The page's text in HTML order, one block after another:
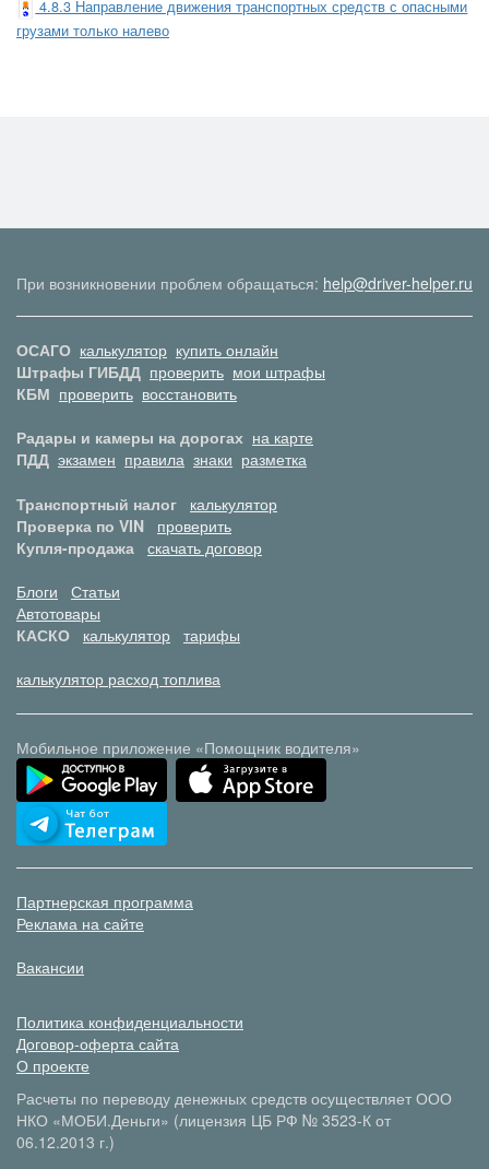
4.8.3 Направление движения транспортных средств с опасными
грузами только налево
При возникновении проблем обращаться: help@driver-helper.ru
ОСАГО калькулятор купить онлайн
Штрафы ГИБДД проверить мои штрафы
КБМ проверить восстановить
Радары и камеры на дорогах на карте
ПДД экзамен правила знаки разметка
Транспортный налог
калькулятор
Проверка по VIN
проверить
Купля-продажа скачать договор
Блоги
Статьи
Автотовары
КАСКО
калькулятор тарифы
калькулятор расход топлива
Мобильное приложение «Помощник водителя»
Партнерская программа
Реклама на сайте
Вакансии
Политика конфиденциальности
Договор-оферта сайта
О проекте
Расчеты по переводу денежных средств осуществляет ООО
НКО «МОБИ.Деньги» (лицензия ЦБ РФ № 3523-К от
06.12.2013 г.)